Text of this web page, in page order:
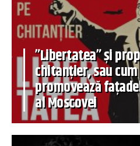
”Libertatea” și
chitanțier, sau
promovează
al Moscovei